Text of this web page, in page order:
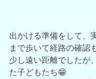
出かける準備をして、
まで歩いて経路の確認
少し遠い距離でしたが
た子どもたち😁